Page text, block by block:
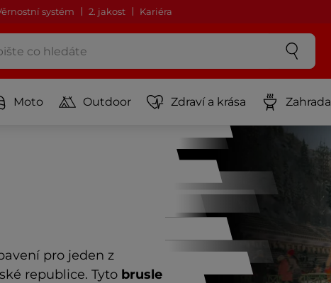
systém 2. jakost Kariéra
Moto Outdoor Zdraví a krása Zahrada
pro jeden z
republice. Tyto brusle